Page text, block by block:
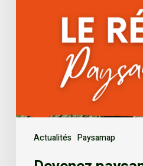
Actualités Paysamap